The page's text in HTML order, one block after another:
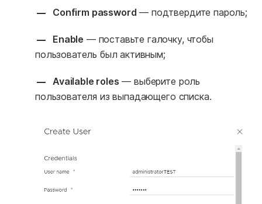
Confirm password — подтвердите пароль;
Enable — поставьте галочку, чтобы
пользователь был активным;
Available roles — выберите роль
пользователя из выпадающего списка.